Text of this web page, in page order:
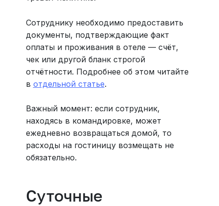
Сотруднику необходимо предоставить
документы, подтверждающие факт
оплаты и проживания в отеле — счёт,
чек или другой бланк строгой
отчётности. Подробнее об этом читайте
в отдельной статье.
Важный момент: если сотрудник,
находясь в командировке, может
ежедневно возвращаться домой, то
расходы на гостиницу возмещать не
обязательно.
Суточные